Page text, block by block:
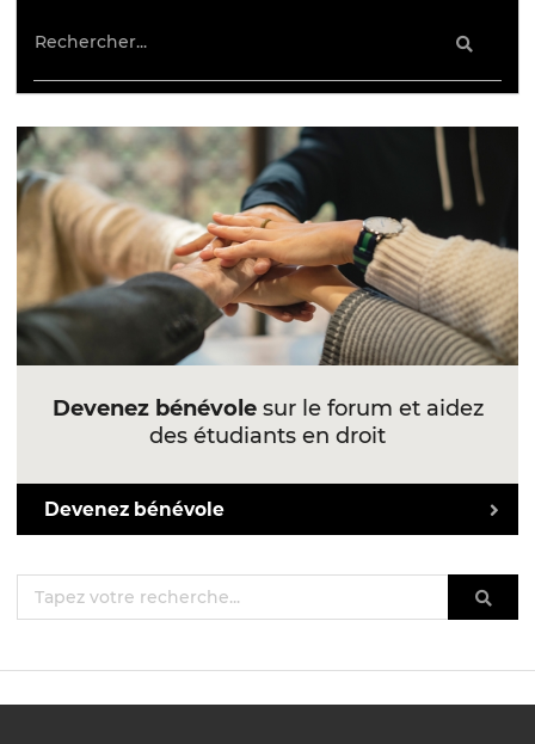
Devenez bénévolesur le forum et aidez
des étudiants en droit
Devenez bénévole